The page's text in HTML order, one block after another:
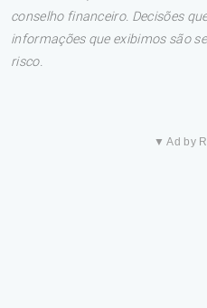
conselho financeiro. Decisões
informações que exibimos são
risco.
▼ Ad by